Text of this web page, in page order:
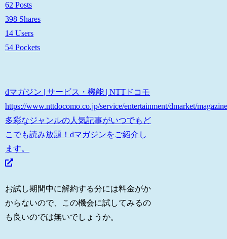
62 Posts
398 Shares
14 Users
54 Pockets
dマガジン | サービス・機能 | NTTドコモ
https://www.nttdocomo.co.jp/service/entertainment/dmarket/
多彩なジャンルの人気記事がいつでもど
こでも読み放題！dマガジンをご紹介し
ます。
お試し期間中に解約する分には料金がか
からないので、この機会に試してみるの
も良いのでは無いでしょうか。